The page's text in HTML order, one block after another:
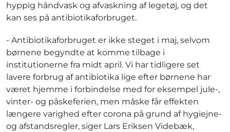
hyppig håndvask og afvaskning af legetøj, og det
kan ses på antibiotikaforbruget.
- Antibiotikaforbruget er ikke steget i maj, selvom
børnene begyndte at komme tilbage i
institutionerne fra midt april. Vi har tidligere set
lavere forbrug af antibiotika lige efter børnene har
været hjemme i forbindelse med for eksempel jule-,
vinter- og påskeferien, men måske får effekten
længere varighed efter corona på grund af hygiejne-
og afstandsregler, siger Lars Eriksen Videbæk,